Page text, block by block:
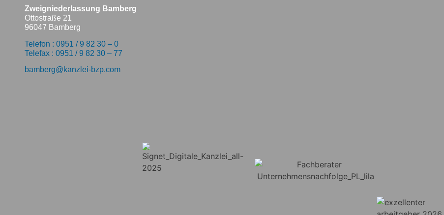
Zweigniederlassung Bamberg
Ottostraße 21
96047 Bamberg
Telefon : 0951 / 9 82 30 – 0
Telefax : 0951 / 9 82 30 – 77
bamberg@kanzlei-bzp.com